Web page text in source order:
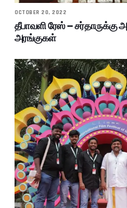
OCTOBER 20, 2022
தீபாவளி ரேஸ் – சர்தாருக்கு
அரங்குகள்